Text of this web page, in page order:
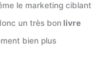
le marketing ciblant
un très bon livre
bien plus